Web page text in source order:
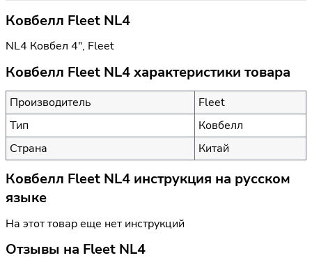
Ковбелл Fleet NL4
NL4 Ковбел 4", Fleet
Ковбелл Fleet NL4 характеристики товара
Производитель
Fleet
Тип
Ковбелл
Страна
Китай
Ковбелл Fleet NL4 инструкция на русском
языке
На этот товар еще нет инструкций
Отзывы на Fleet NL4